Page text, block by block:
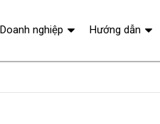
Doanh nghiệp Hướng dẫn